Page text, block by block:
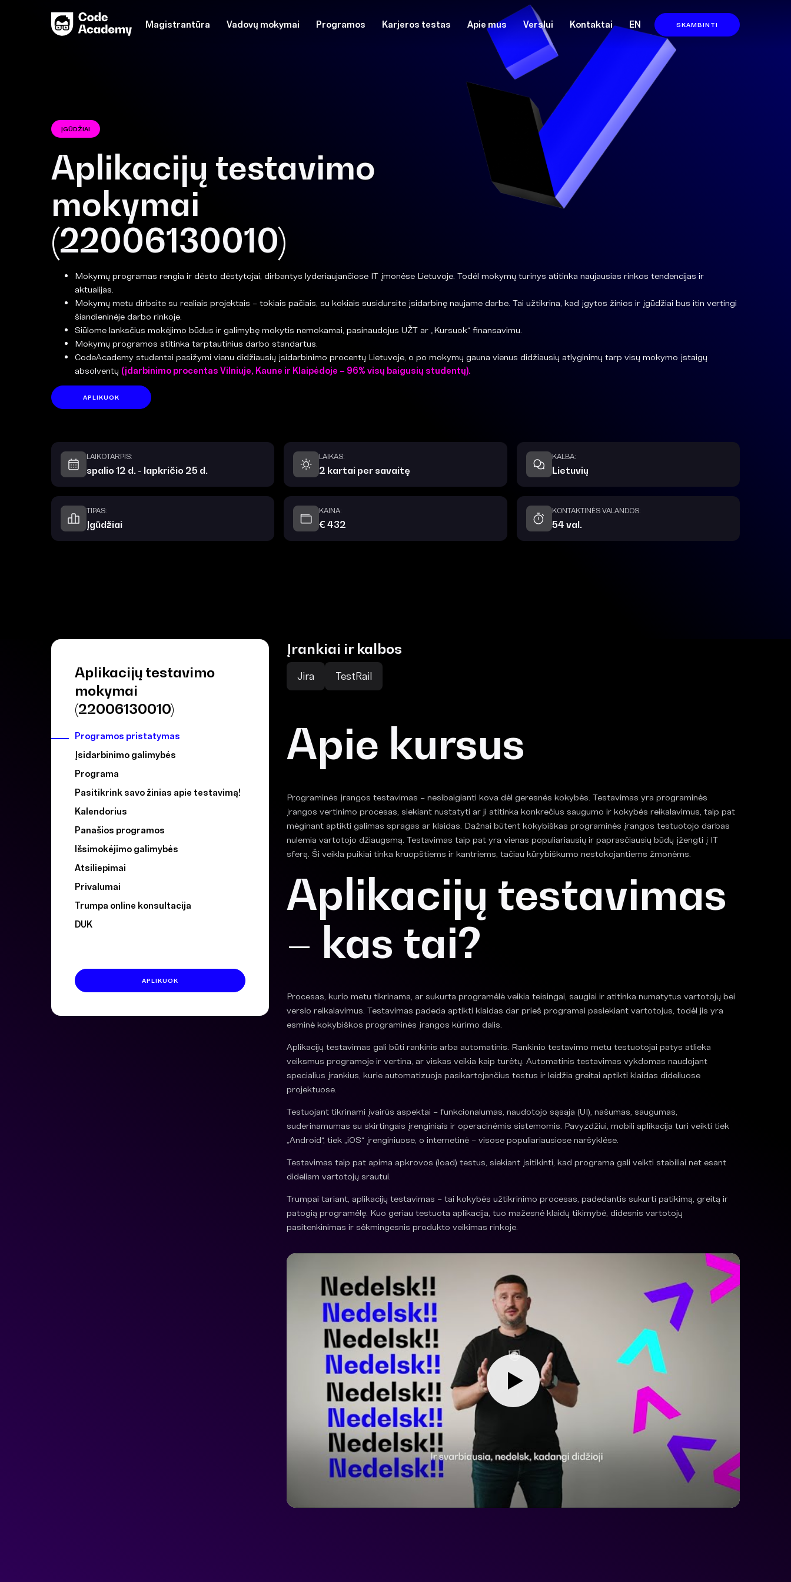
Magistrantūra Vadovų mokymai Programos Karjeros testas Apie mus Verslui Kontaktai EN SKAMBINTI
ĮGŪDŽIAI
Aplikacijų testavimo
mokymai
(22006130010)
Mokymų programas rengia ir dėsto dėstytojai, dirbantys lyderiaujančiose IT įmonėse Lietuvoje. Todėl mokymų turinys atitinka naujausias rinkos tendencijas ir
aktualijas.
Mokymų metu dirbsite su realiais projektais – tokiais pačiais, su kokiais susidursite įsidarbinę naujame darbe. Tai užtikrina, kad įgytos žinios ir įgūdžiai bus itin vertingi
šiandieninėje darbo rinkoje.
Siūlome lanksčius mokėjimo būdus ir galimybę mokytis nemokamai, pasinaudojus UŽT ar „Kursuok“ finansavimu.
Mokymų programos atitinka tarptautinius darbo standartus.
CodeAcademy studentai pasižymi vienu didžiausių įsidarbinimo procentų Lietuvoje, o po mokymų gauna vienus didžiausių atlyginimų tarp visų mokymo įstaigų
absolventų (įdarbinimo procentas Vilniuje, Kaune ir Klaipėdoje – 96% visų baigusių studentų).
APLIKUOK
LAIKOTARPIS:
spalio 12 d. - lapkričio 25 d.
LAIKAS:
2 kartai per savaitę
KALBA:
Lietuvių
TIPAS:
Įgūdžiai
KAINA:
€ 432
KONTAKTINĖS VALANDOS:
54 val.
Aplikacijų testavimo
mokymai
(22006130010)
Programos pristatymas
Įsidarbinimo galimybės
Programa
Pasitikrink savo žinias apie testavimą!
Kalendorius
Panašios programos
Išsimokėjimo galimybės
Atsiliepimai
Privalumai
Trumpa online konsultacija
DUK
APLIKUOK
Įrankiai ir kalbos
Jira TestRail
Apie kursus
Programinės įrangos testavimas – nesibaigianti kova dėl geresnės kokybės. Testavimas yra programinės
įrangos vertinimo procesas, siekiant nustatyti ar ji atitinka konkrečius saugumo ir kokybės reikalavimus, taip pat
mėginant aptikti galimas spragas ar klaidas. Dažnai būtent kokybiškas programinės įrangos testuotojo darbas
nulemia vartotojo džiaugsmą. Testavimas taip pat yra vienas populiariausių ir paprasčiausių būdų įžengti į IT
sferą. Ši veikla puikiai tinka kruopštiems ir kantriems, tačiau kūrybiškumo nestokojantiems žmonėms.
Aplikacijų testavimas
– kas tai?
Procesas, kurio metu tikrinama, ar sukurta programėlė veikia teisingai, saugiai ir atitinka numatytus vartotojų bei
verslo reikalavimus. Testavimas padeda aptikti klaidas dar prieš programai pasiekiant vartotojus, todėl jis yra
esminė kokybiškos programinės įrangos kūrimo dalis.
Aplikacijų testavimas gali būti rankinis arba automatinis. Rankinio testavimo metu testuotojai patys atlieka
veiksmus programoje ir vertina, ar viskas veikia kaip turėtų. Automatinis testavimas vykdomas naudojant
specialius įrankius, kurie automatizuoja pasikartojančius testus ir leidžia greitai aptikti klaidas dideliuose
projektuose.
Testuojant tikrinami įvairūs aspektai – funkcionalumas, naudotojo sąsaja (UI), našumas, saugumas,
suderinamumas su skirtingais įrenginiais ir operacinėmis sistemomis. Pavyzdžiui, mobili aplikacija turi veikti tiek
„Android“, tiek „iOS“ įrenginiuose, o internetinė – visose populiariausiose naršyklėse.
Testavimas taip pat apima apkrovos (load) testus, siekiant įsitikinti, kad programa gali veikti stabiliai net esant
dideliam vartotojų srautui.
Trumpai tariant, aplikacijų testavimas – tai kokybės užtikrinimo procesas, padedantis sukurti patikimą, greitą ir
patogią programėlę. Kuo geriau testuota aplikacija, tuo mažesnė klaidų tikimybė, didesnis vartotojų
pasitenkinimas ir sėkmingesnis produkto veikimas rinkoje.